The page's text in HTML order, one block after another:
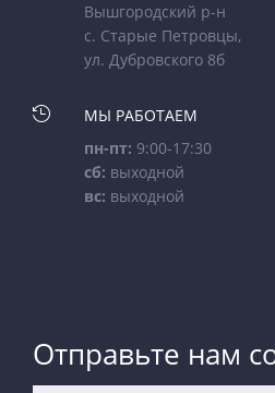
Вышгородский р-н
с. Старые Петровцы,
ул. Дубровского 8б

МЫ РАБОТАЕМ
пн-пт: 9:00-17:30
сб: выходной
вс: выходной
Отправьте нам